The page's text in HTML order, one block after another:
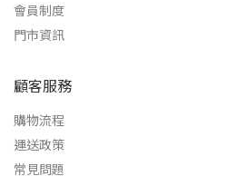
會員制度
門市資訊
顧客服務
購物流程
運送政策
常見問題